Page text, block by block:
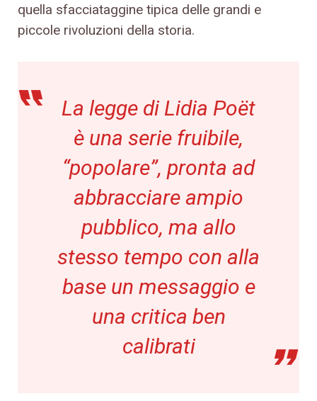
quella sfacciataggine tipica delle grandi e
piccole rivoluzioni della storia.
La legge di Lidia Poët
è una serie fruibile,
“popolare”, pronta ad
abbracciare ampio
pubblico, ma allo
stesso tempo con alla
base un messaggio e
una critica ben
calibrati